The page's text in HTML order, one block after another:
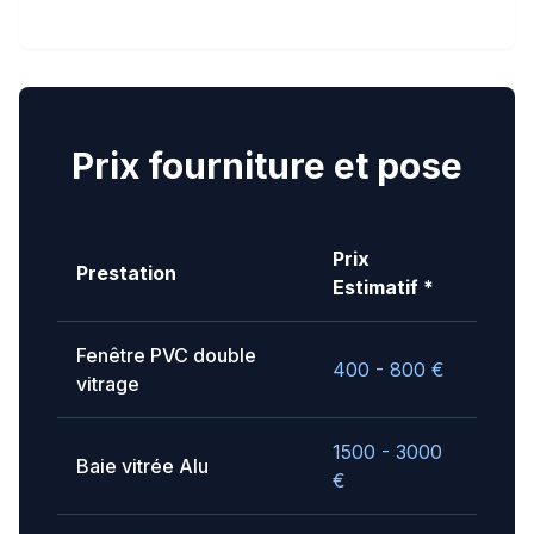
Prix fourniture et pose
Prestation
Prix
Estimatif *
Fenêtre PVC double
vitrage
400 - 800 €
Baie vitrée Alu
1500 - 3000
€